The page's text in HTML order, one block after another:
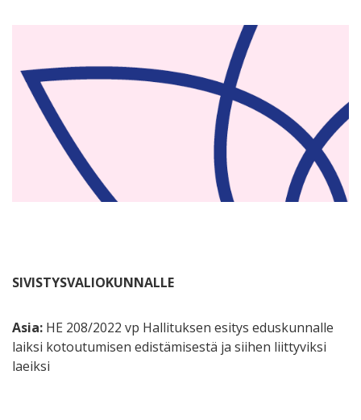
SIVISTYSVALIOKUNNALLE
Asia: HE 208/2022 vp Hallituksen esitys eduskunnalle
laiksi kotoutumisen edistämisestä ja siihen liittyviksi
laeiksi